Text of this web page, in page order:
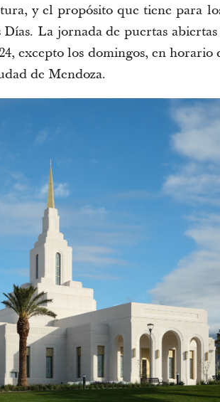
y el propósito que tiene para
La jornada de puertas
de Mendoza.